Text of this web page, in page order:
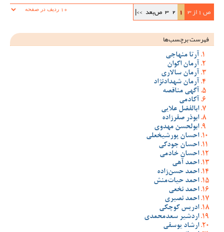
ص 1 از 3 1
2
3 ص‌بعد >>|
فهرست برچسب‌ها
آرتا منهاجی
آرمان اکوان
آرمان سالاری
آرمان شهدادنژاد
آگهی مناقصه
آکادمی
ابالفضل علایی
ابوذر صفرزاده
ابولحسن مهدوی
احسان پورشیخعلی
احسان جودکی
احسان خادمی
احمد آهی
احمد حسن‌زاده
احمد حیات‌منش
احمد نخعی
احمد نصیری
ادریس کوچکی
اردشیر سعدمحمدی
ارشاد یوسفی